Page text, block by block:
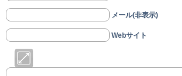
メール(非表示)
Webサイト